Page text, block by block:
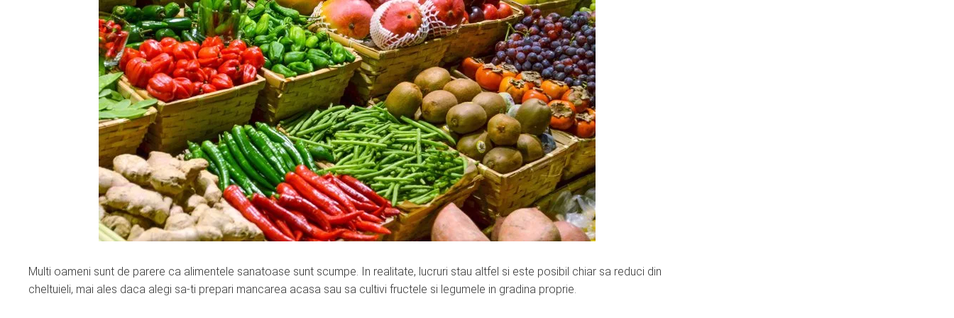
Multi oameni sunt de parere ca alimentele sanatoase sunt scumpe. In realitate, lucruri stau altfel si este posibil chiar sa reduci din
cheltuieli, mai ales daca alegi sa-ti prepari mancarea acasa sau sa cultivi fructele si legumele in gradina proprie.